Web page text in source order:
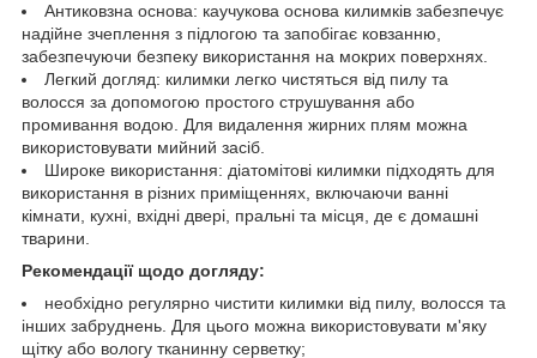
Антиковзна основа: каучукова основа килимків забезпечує
надійне зчеплення з підлогою та запобігає ковзанню,
забезпечуючи безпеку використання на мокрих поверхнях.
Легкий догляд: килимки легко чистяться від пилу та
волосся за допомогою простого струшування або
промивання водою. Для видалення жирних плям можна
використовувати мийний засіб.
Широке використання: діатомітові килимки підходять для
використання в різних приміщеннях, включаючи ванні
кімнати, кухні, вхідні двері, пральні та місця, де є домашні
тварини.
Рекомендації щодо догляду:
необхідно регулярно чистити килимки від пилу, волосся та
інших забруднень. Для цього можна використовувати м'яку
щітку або вологу тканинну серветку;